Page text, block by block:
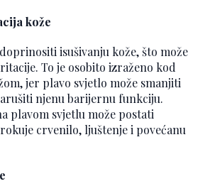
kože
isušivanju kože, što može
To je osobito izraženo kod
jer plavo svjetlo može smanjiti
njenu barijernu funkciju.
plavom svjetlu može postati
crvenilo, ljuštenje i povećanu